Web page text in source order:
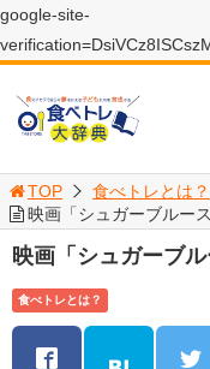
google-site-
TOP
食べトレとは？
映画「シュガーブルー
映画「シュガーブ
食べトレとは？